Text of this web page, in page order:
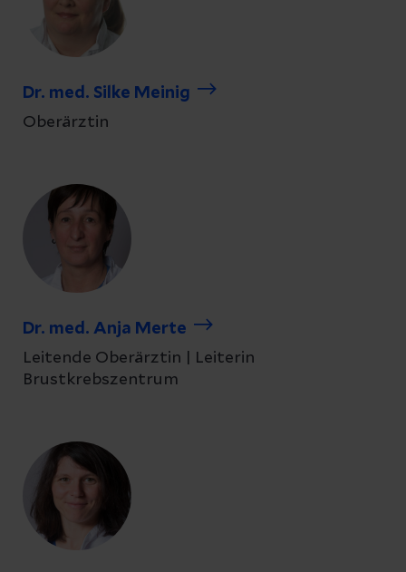
Dr. med. Silke Meinig
Oberärztin
Dr. med. Anja Merte
Leitende Oberärztin | Leiterin
Brustkrebszentrum